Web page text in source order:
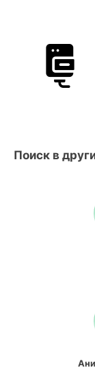
Поиск в